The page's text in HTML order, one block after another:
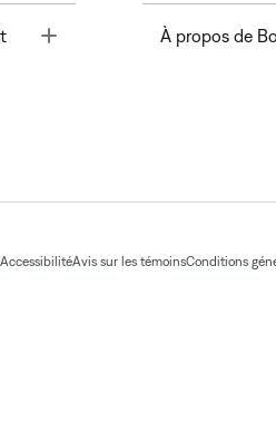
À propos de
AccessibilitéAvis sur les témoinsConditions